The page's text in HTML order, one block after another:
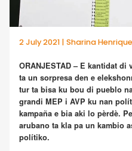
2 July 2021 | Sharina
ORANJESTAD – E kantidat
ta un sorpresa den e
tur ta bisa ku bou di pueblo
grandi MEP i AVP ku nan
kampaña e bia aki lo pèrdè.
arubano ta kla pa un kambio
polítiko.